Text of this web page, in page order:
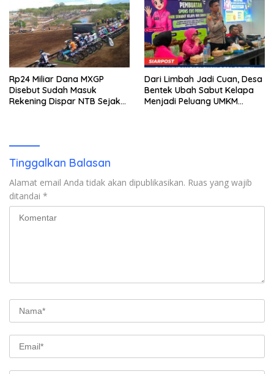
Rp24 Miliar Dana MXGP
Disebut Sudah Masuk
Rekening Dispar NTB Sejak
Dari Limbah Jadi Cuan, Desa
Bentek Ubah Sabut Kelapa
Menjadi Peluang UMKM
Tinggalkan Balasan
Alamat email Anda tidak akan dipublikasikan. Ruas yang wajib
ditandai *